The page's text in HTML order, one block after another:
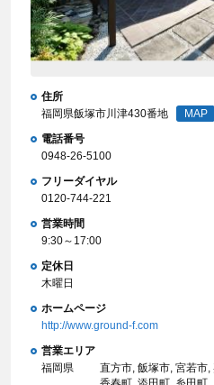
住所
福岡県飯塚市川津430番地
MAP
電話番号
0948-26-5100
フリーダイヤル
0120-744-221
営業時間
9:30～17:00
定休日
木曜日
ホームページ
http://www.ground-f.com
営業エリア
福岡県
直方市, 飯塚市, 宮若市